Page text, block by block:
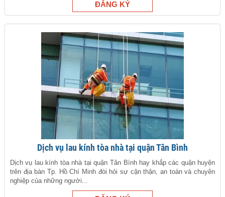
Dịch vụ lau kính tòa nhà tại quận Tân Bình
Dịch vụ lau kính tòa nhà tại quận Tân Bình hay khắp các quận huyện
trên địa bàn Tp. Hồ Chí Minh đòi hỏi sự cận thận, an toàn và chuyên
nghiệp của những người...